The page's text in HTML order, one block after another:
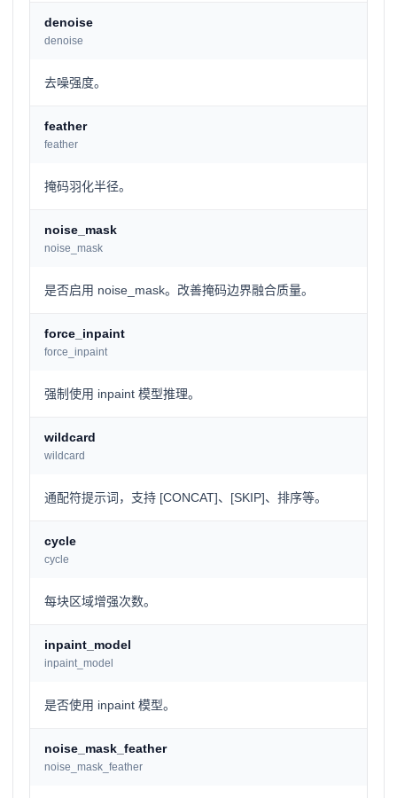
denoise
denoise
去噪强度。
feather
feather
掩码羽化半径。
noise_mask
noise_mask
是否启用 noise_mask。改善掩码边界融合质量。
force_inpaint
force_inpaint
强制使用 inpaint 模型推理。
wildcard
wildcard
通配符提示词，支持 [CONCAT]、[SKIP]、排序等。
cycle
cycle
每块区域增强次数。
inpaint_model
inpaint_model
是否使用 inpaint 模型。
noise_mask_feather
noise_mask_feather